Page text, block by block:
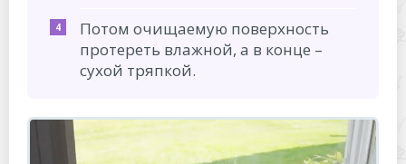
Потом очищаемую поверхность
протереть влажной, а в конце –
сухой тряпкой.